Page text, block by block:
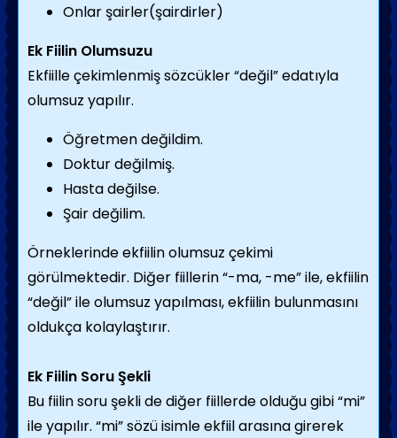
Onlar şairler(şairdirler)
Ek Fiilin Olumsuzu
Ekfiille çekimlenmiş sözcükler “değil” edatıyla
olumsuz yapılır.
Öğretmen değildim.
Doktur değilmiş.
Hasta değilse.
Şair değilim.
Örneklerinde ekfiilin olumsuz çekimi
görülmektedir. Diğer fiillerin “-ma, -me” ile, ekfiilin
“değil” ile olumsuz yapılması, ekfiilin bulunmasını
oldukça kolaylaştırır.
Ek Fiilin Soru Şekli
Bu fiilin soru şekli de diğer fiillerde olduğu gibi “mi”
ile yapılır. “mi” sözü isimle ekfiil arasına girerek